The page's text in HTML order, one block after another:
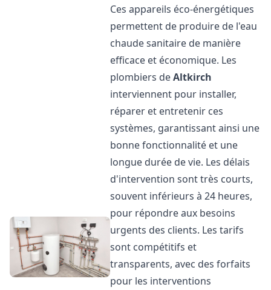
Ces appareils éco-énergétiques
permettent de produire de l'eau
chaude sanitaire de manière
efficace et économique. Les
plombiers deAltkirch
interviennent pour installer,
réparer et entretenir ces
systèmes, garantissant ainsi une
bonne fonctionnalité et une
longue durée de vie. Les délais
d'intervention sont très courts,
souvent inférieurs à 24 heures,
pour répondre aux besoins
urgents des clients. Les tarifs
sont compétitifs et
transparents, avec des forfaits
pour les interventions